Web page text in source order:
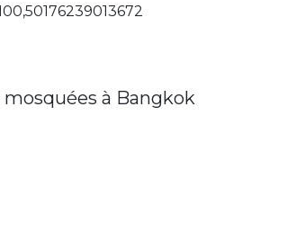
mosquées à Bangkok